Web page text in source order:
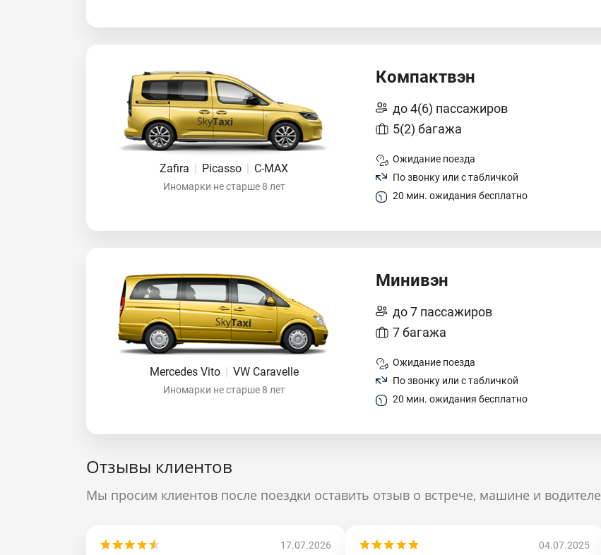
Zafira | Picasso | C-MAX
Иномарки не старше 8 лет
Компактвэн
до 4(6) пассажиров
5(2) багажа
Ожидание поезда
По звонку или с табличкой
20 мин. ожидания бесплатно
Mercedes Vito | VW Caravelle
Иномарки не старше 8 лет
Минивэн
до 7 пассажиров
7 багажа
Ожидание поезда
По звонку или с табличкой
20 мин. ожидания бесплатно
Отзывы клиентов
Мы просим клиентов после поездки оставить отзыв о встрече, машине и водителе
17.07.2026 04.07.2025